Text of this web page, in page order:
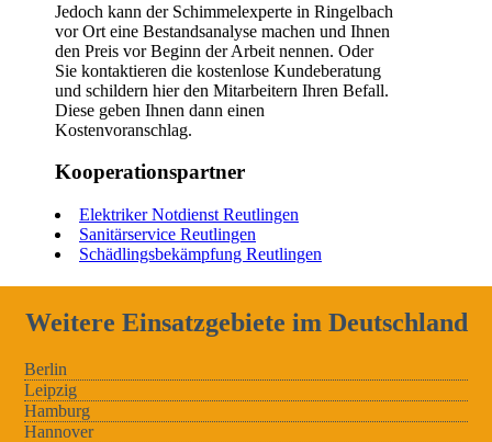
Jedoch kann der Schimmelexperte in Ringelbach
vor Ort eine Bestandsanalyse machen und Ihnen
den Preis vor Beginn der Arbeit nennen. Oder
Sie kontaktieren die kostenlose Kundeberatung
und schildern hier den Mitarbeitern Ihren Befall.
Diese geben Ihnen dann einen
Kostenvoranschlag.
Kooperationspartner
Elektriker Notdienst Reutlingen
Sanitärservice Reutlingen
Schädlingsbekämpfung Reutlingen
Weitere Einsatzgebiete im Deutschland
Berlin
Leipzig
Hamburg
Hannover